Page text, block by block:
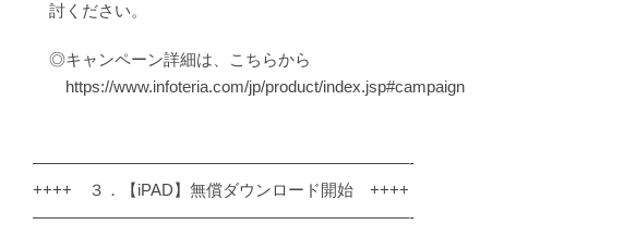
討ください。
◎キャンペーン詳細は、こちらから
https://www.infoteria.com/jp/product/index.jsp#campaign
———————————————————————-
++++ ３．【iPAD】無償ダウンロード開始 ++++
———————————————————————-